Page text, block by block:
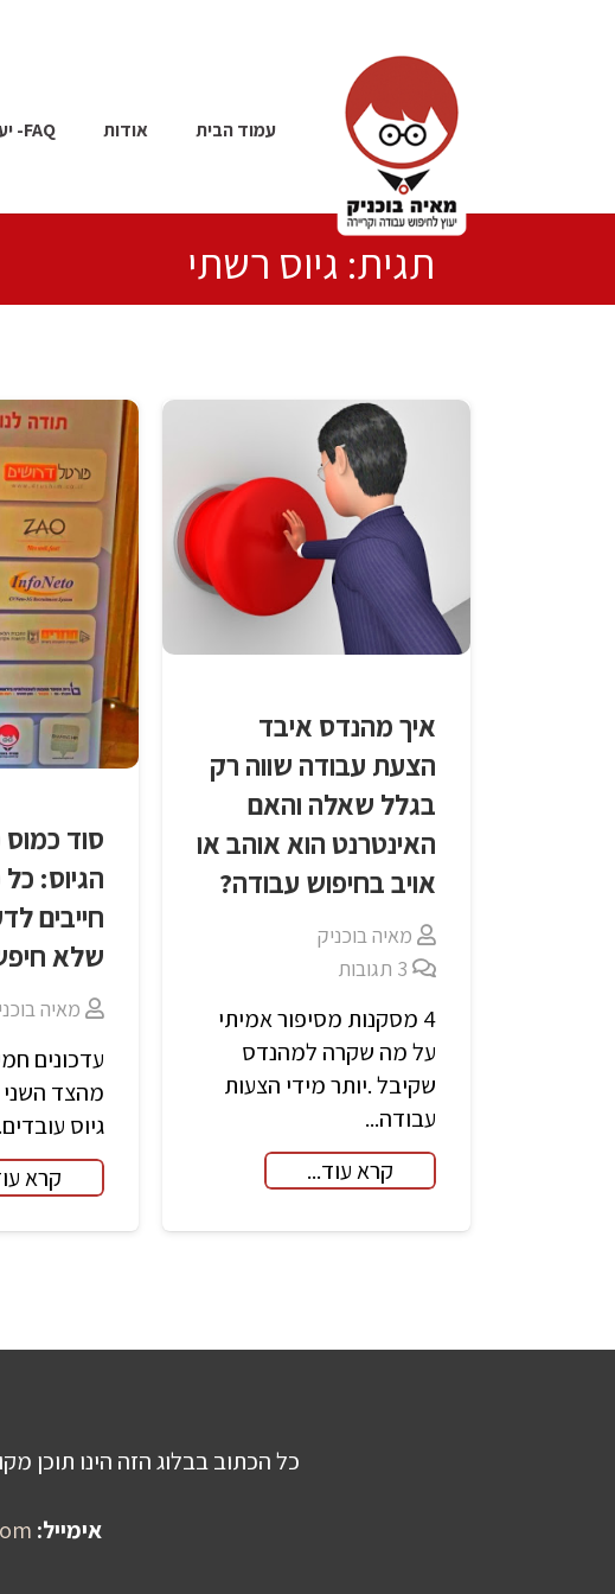
עמוד הבית אודות FAQ- יעוץ לחיפוש עבודה וקריירה בהייטק
תגית: גיוס רשתי
איך מהנדס איבד
הצעת עבודה שווה רק
בגלל שאלה והאם
האינטרנט הוא אוהב או
אויב בחיפוש עבודה?
מאיה בוכניק
3 תגובות
4 מסקנות מסיפור אמיתי
על מה שקרה למהנדס
שקיבל .יותר מידי הצעות
עבודה...
קרא עוד...
סוד
הגיוס:
חייבים
שלא
מאיה
עדכונים
מהצד
גיוס
קרא
כל הכתוב בבלוג הזה הינו תוכן
אימייל: